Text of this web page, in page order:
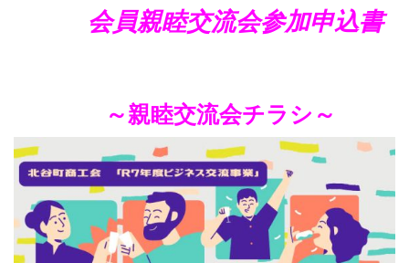
会員親睦交流会参加申込書
～親睦交流会チラシ～